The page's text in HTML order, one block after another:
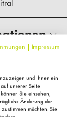
| Impressum
und Ihnen ein
unserer Seite
Sie einsehen,
Änderung der
möchten. Sie